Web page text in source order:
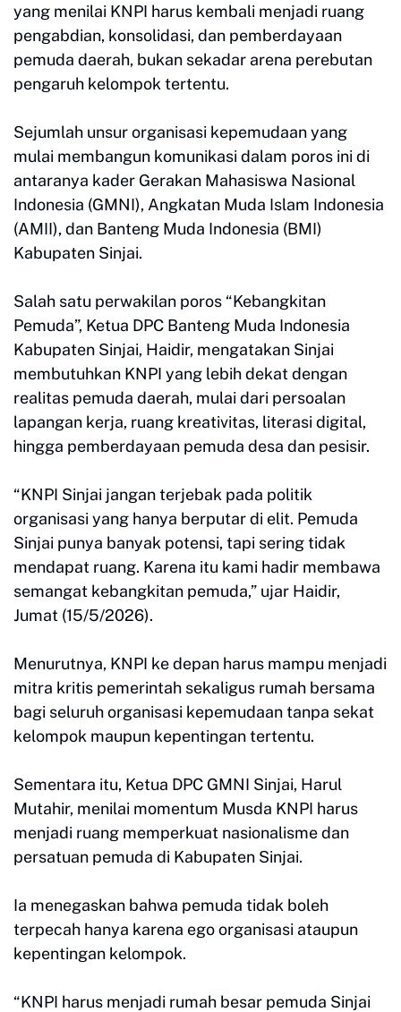
yang menilai KNPI harus kembali menjadi ruang
pengabdian, konsolidasi, dan pemberdayaan
pemuda daerah, bukan sekadar arena perebutan
pengaruh kelompok tertentu.
Sejumlah unsur organisasi kepemudaan yang
mulai membangun komunikasi dalam poros ini di
antaranya kader Gerakan Mahasiswa Nasional
Indonesia (GMNI), Angkatan Muda Islam Indonesia
(AMII), dan Banteng Muda Indonesia (BMI)
Kabupaten Sinjai.
Salah satu perwakilan poros “Kebangkitan
Pemuda”, Ketua DPC Banteng Muda Indonesia
Kabupaten Sinjai, Haidir, mengatakan Sinjai
membutuhkan KNPI yang lebih dekat dengan
realitas pemuda daerah, mulai dari persoalan
lapangan kerja, ruang kreativitas, literasi digital,
hingga pemberdayaan pemuda desa dan pesisir.
“KNPI Sinjai jangan terjebak pada politik
organisasi yang hanya berputar di elit. Pemuda
Sinjai punya banyak potensi, tapi sering tidak
mendapat ruang. Karena itu kami hadir membawa
semangat kebangkitan pemuda,” ujar Haidir,
Jumat (15/5/2026).
Menurutnya, KNPI ke depan harus mampu menjadi
mitra kritis pemerintah sekaligus rumah bersama
bagi seluruh organisasi kepemudaan tanpa sekat
kelompok maupun kepentingan tertentu.
Sementara itu, Ketua DPC GMNI Sinjai, Harul
Mutahir, menilai momentum Musda KNPI harus
menjadi ruang memperkuat nasionalisme dan
persatuan pemuda di Kabupaten Sinjai.
Ia menegaskan bahwa pemuda tidak boleh
terpecah hanya karena ego organisasi ataupun
kepentingan kelompok.
“KNPI harus menjadi rumah besar pemuda Sinjai